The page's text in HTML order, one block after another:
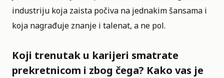
industriju koja zaista počiva na jednakim šansama i
koja nagrađuje znanje i talenat, a ne pol.
Koji trenutak u karijeri smatrate
prekretnicom i zbog čega? Kako vas je